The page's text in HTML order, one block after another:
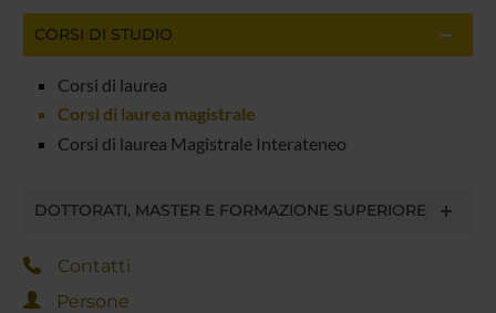
CORSI DI STUDIO
Corsi di laurea
Corsi di laurea magistrale
Corsi di laurea Magistrale Interateneo
DOTTORATI, MASTER E FORMAZIONE SUPERIORE
Contatti
Persone